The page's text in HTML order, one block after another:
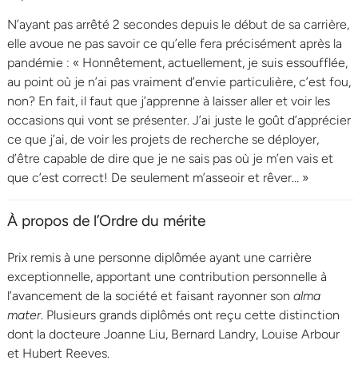
N’ayant pas arrêté 2 secondes depuis le début de sa carrière,
elle avoue ne pas savoir ce qu’elle fera précisément après la
pandémie : « Honnêtement, actuellement, je suis essoufflée,
au point où je n’ai pas vraiment d’envie particulière, c’est fou,
non? En fait, il faut que j’apprenne à laisser aller et voir les
occasions qui vont se présenter. J’ai juste le goût d’apprécier
ce que j’ai, de voir les projets de recherche se déployer,
d’être capable de dire que je ne sais pas où je m’en vais et
que c’est correct! De seulement m’asseoir et rêver… »
À propos de l’Ordre du mérite
Prix remis à une personne diplômée ayant une carrière
exceptionnelle, apportant une contribution personnelle à
l’avancement de la société et faisant rayonner son alma
mater. Plusieurs grands diplômés ont reçu cette distinction
dont la docteure Joanne Liu, Bernard Landry, Louise Arbour
et Hubert Reeves.